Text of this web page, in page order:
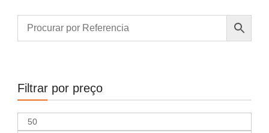
Filtrar por preço
Preço